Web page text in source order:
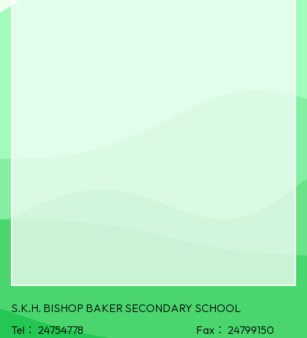
S.K.H. BISHOP BAKER SECONDARY SCHOOL
Tel： 24754778 Fax： 24799150